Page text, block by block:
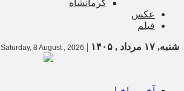
کرمانشاه
عکس
فیلم
شنبه, ۱۷ مرداد , ۱۴۰۵ |
Saturday, 8 August , 2026